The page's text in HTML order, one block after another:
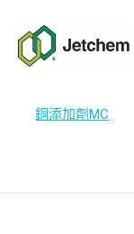
銅添加劑MC